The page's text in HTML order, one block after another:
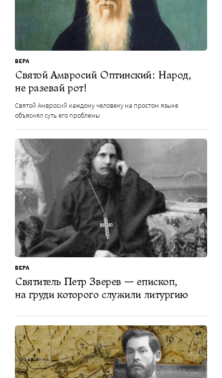
ВЕРА
Святой Амвросий Оптинский: Народ,
не разевай рот!
Святой Амвросий каждому человеку на простом языке
объяснял суть его проблемы
ВЕРА
Святитель Петр Зверев — епископ,
на груди которого служили литургию